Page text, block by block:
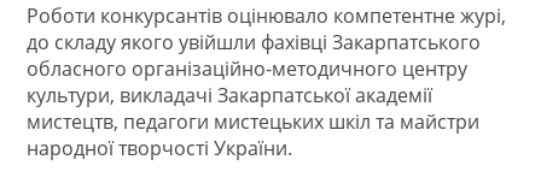
Роботи конкурсантів оцінювало компетентне журі,
до складу якого увійшли фахівці Закарпатського
обласного організаційно-методичного центру
культури, викладачі Закарпатської академії
мистецтв, педагоги мистецьких шкіл та майстри
народної творчості України.